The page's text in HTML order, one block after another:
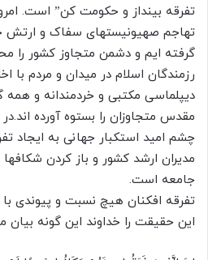
تفرقه بینداز و حکومت کن” است.
تهاجم صهیونیستهای سفاک و ارتش
گرفته ایم و دشمن متجاوز کشور را
رزمندگان اسلام در میدان و مردم با
دیپلماسی مکتبی و خردمندانه و همه
مقدس متجاوزان را بستوه آورده
چشم امید استکبار جهانی به ایجاد
مدیران ارشد کشور و باز کردن
جامعه است.
تفرقه افکنان هیچ نسبت و پیوندی با
این حقیقت را خداوند این گونه بیان